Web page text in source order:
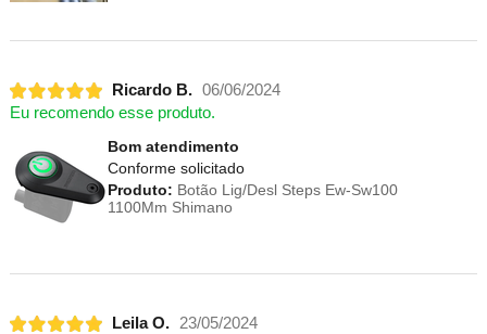
Ricardo B. 06/06/2024
Eu recomendo esse produto.
Bom atendimento
Conforme solicitado
Produto: Botão Lig/Desl Steps Ew-Sw100
1100Mm Shimano
Leila O. 23/05/2024